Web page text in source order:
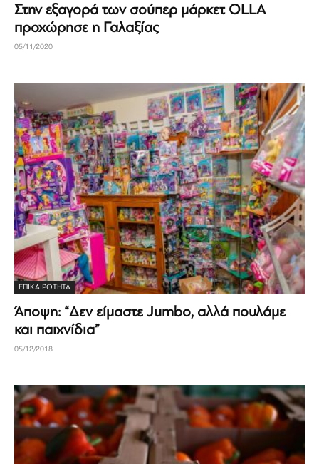
Στην εξαγορά των σούπερ μάρκετ OLLA
προχώρησε η Γαλαξίας
05/11/2020
ΕΠΙΚΑΙΡΟΤΗΤΑ
Άποψη: “Δεν είμαστε Jumbo, αλλά πουλάμε
και παιχνίδια”
05/12/2018